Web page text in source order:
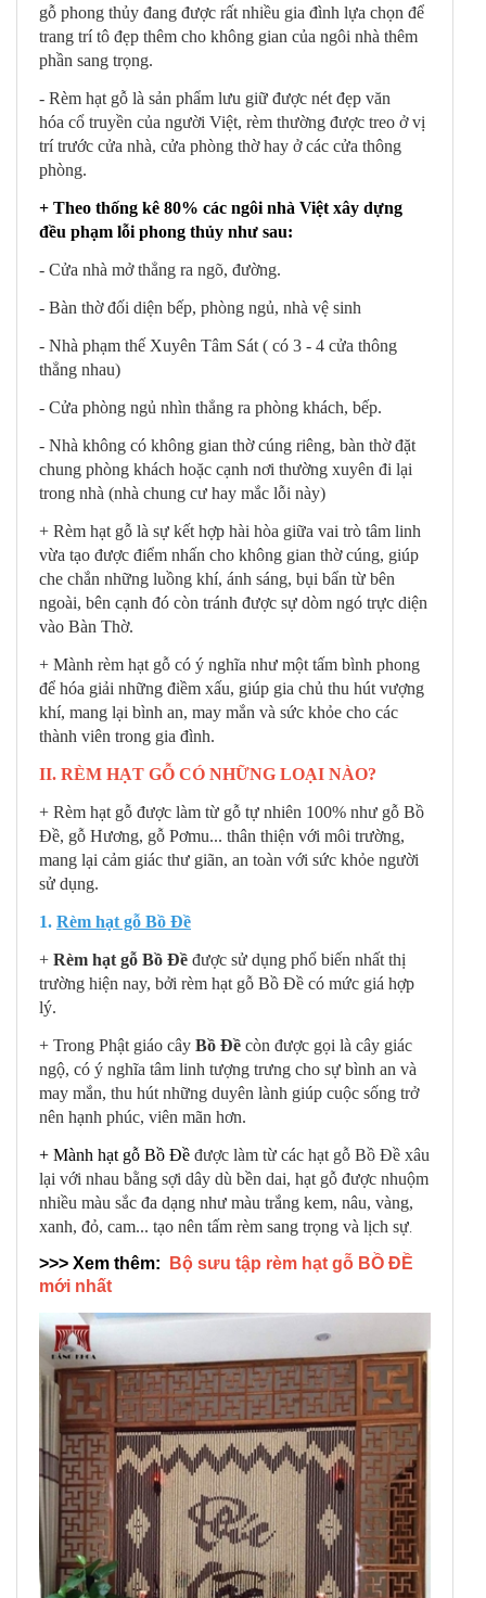
gỗ phong thủy đang được rất nhiều gia đình lựa chọn để
trang trí tô đẹp thêm cho không gian của ngôi nhà thêm
phần sang trọng.
- Rèm hạt gỗ là sản phẩm lưu giữ được nét đẹp văn
hóa cổ truyền của người Việt, rèm thường được treo ở vị
trí trước cửa nhà, cửa phòng thờ hay ở các cửa thông
phòng.
+ Theo thống kê 80% các ngôi nhà Việt xây dựng
đều phạm lỗi phong thủy như sau:
- Cửa nhà mở thẳng ra ngõ, đường.
- Bàn thờ đối diện bếp, phòng ngủ, nhà vệ sinh
- Nhà phạm thế Xuyên Tâm Sát ( có 3 - 4 cửa thông
thẳng nhau)
- Cửa phòng ngủ nhìn thẳng ra phòng khách, bếp.
- Nhà không có không gian thờ cúng riêng, bàn thờ đặt
chung phòng khách hoặc cạnh nơi thường xuyên đi lại
trong nhà (nhà chung cư hay mắc lỗi này)
+ Rèm hạt gỗ là sự kết hợp hài hòa giữa vai trò tâm linh
vừa tạo được điểm nhấn cho không gian thờ cúng, giúp
che chắn những luồng khí, ánh sáng, bụi bẩn từ bên
ngoài, bên cạnh đó còn tránh được sự dòm ngó trực diện
vào Bàn Thờ.
+ Mành rèm hạt gỗ có ý nghĩa như một tấm bình phong
để hóa giải những điềm xấu, giúp gia chủ thu hút vượng
khí, mang lại bình an, may mắn và sức khỏe cho các
thành viên trong gia đình.
II. RÈM HẠT GỖ CÓ NHỮNG LOẠI NÀO?
+ Rèm hạt gỗ được làm từ gỗ tự nhiên 100% như gỗ Bồ
Đề, gỗ Hương, gỗ Pơmu... thân thiện với môi trường,
mang lại cảm giác thư giãn, an toàn với sức khỏe người
sử dụng.
1. Rèm hạt gỗ Bồ Đề
+ Rèm hạt gỗ Bồ Đề được sử dụng phổ biến nhất thị
trường hiện nay, bởi rèm hạt gỗ Bồ Đề có mức giá hợp
lý.
+ Trong Phật giáo cây Bồ Đề còn được gọi là cây giác
ngộ, có ý nghĩa tâm linh tượng trưng cho sự bình an và
may mắn, thu hút những duyên lành giúp cuộc sống trở
nên hạnh phúc, viên mãn hơn.
+ Mành hạt gỗ Bồ Đề được làm từ các hạt gỗ Bồ Đề xâu
lại với nhau bằng sợi dây dù bền dai, hạt gỗ được nhuộm
nhiều màu sắc đa dạng như màu trắng kem, nâu, vàng,
xanh, đỏ, cam... tạo nên tấm rèm sang trọng và lịch sự.
>>> Xem thêm:
Bộ sưu tập rèm hạt gỗ BỒ ĐỀ
mới nhất